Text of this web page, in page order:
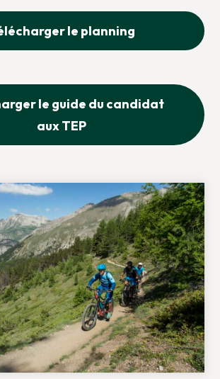
le planning
le guide du candidat
aux TEP